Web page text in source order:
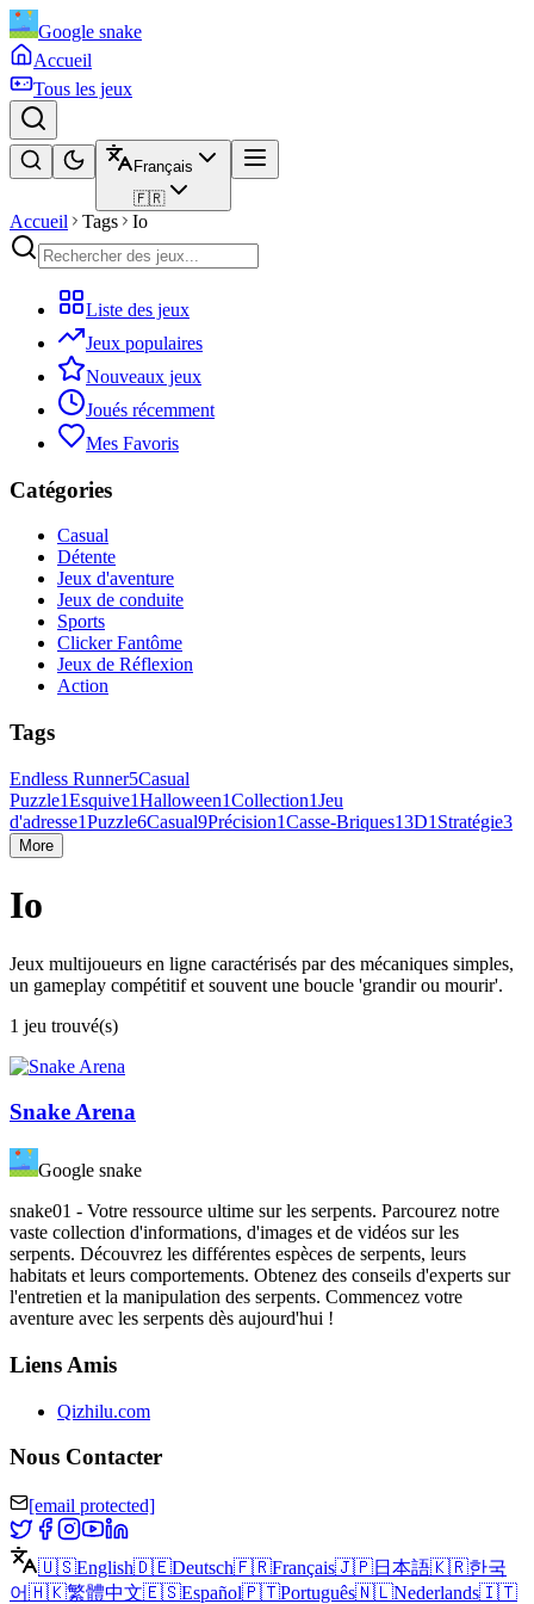
Google snake
Accueil
Tous les jeux
Français
🇫🇷
Accueil Tags Io
Liste des jeux
Jeux populaires
Nouveaux jeux
Joués récemment
Mes Favoris
Catégories
Casual
Détente
Jeux d'aventure
Jeux de conduite
Sports
Clicker Fantôme
Jeux de Réflexion
Action
Tags
Endless Runner5Casual
Puzzle1Esquive1Halloween1Collection1Jeu
d'adresse1Puzzle6Casual9Précision1Casse-Briques13D1 Stratégie3
More
Io
Jeux multijoueurs en ligne caractérisés par des mécaniques simples,
un gameplay compétitif et souvent une boucle 'grandir ou mourir'.
1 jeu trouvé(s)
Snake Arena
Google snake
snake01 - Votre ressource ultime sur les serpents. Parcourez notre
vaste collection d'informations, d'images et de vidéos sur les
serpents. Découvrez les différentes espèces de serpents, leurs
habitats et leurs comportements. Obtenez des conseils d'experts sur
l'entretien et la manipulation des serpents. Commencez votre
aventure avec les serpents dès aujourd'hui !
Liens Amis
Qizhilu.com
Nous Contacter
[email protected]
🇺🇸English🇩🇪Deutsch🇫🇷Français🇯🇵日本語🇰🇷한국
어🇭🇰繁體中文🇪🇸Español🇵🇹Português🇳🇱Nederlands🇮🇹